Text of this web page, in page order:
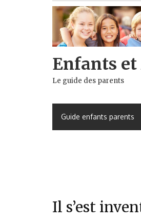
Enfants et
Le guide des parents
Guide enfants parents
Il s’est